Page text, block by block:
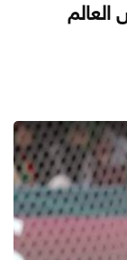
العالم